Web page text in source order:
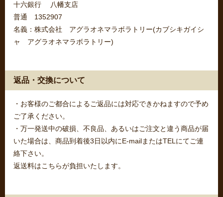
十六銀行 八幡支店
普通 1352907
名義：株式会社 アグラオネマラボラトリー(カブシキガイシ
ャ アグラオネマラボラトリー)
返品・交換について
・お客様のご都合によるご返品には対応できかねますので予め
ご了承ください。
・万一発送中の破損、不良品、あるいはご注文と違う商品が届
いた場合は、商品到着後3日以内にE-mailまたはTELにてご連
絡下さい。
返送料はこちらが負担いたします。